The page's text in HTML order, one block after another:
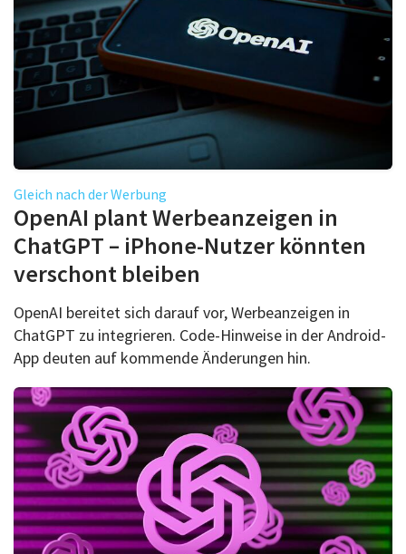
Gleich nach der Werbung
OpenAI plant Werbeanzeigen in
ChatGPT – iPhone-Nutzer könnten
verschont bleiben
OpenAI bereitet sich darauf vor, Werbeanzeigen in
ChatGPT zu integrieren. Code-Hinweise in der Android-
App deuten auf kommende Änderungen hin.